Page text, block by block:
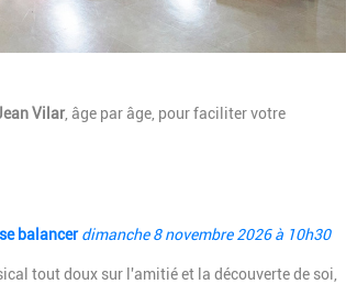
Vilar , âge par âge, pour faciliter votre
balancerdimanche 8 novembre 2026 à 10h30
tout doux sur l'amitié et la découverte de soi,